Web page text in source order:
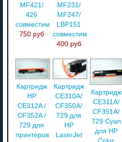
MF421/
426
совместимый
750 руб
MF231/
MF247/
LBP151
совместимый
400 руб
Картридж
HP
CE312A /
CF352A /
729 для
принтеров
Картридж
CE310A/
CF350A/
729 для
HP
LaserJet
Картридж
CE311A/
CF351A/
729 Cyan
для HP